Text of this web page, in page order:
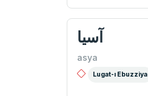
آسيا
asya
Lugat-ı Ebuzziya